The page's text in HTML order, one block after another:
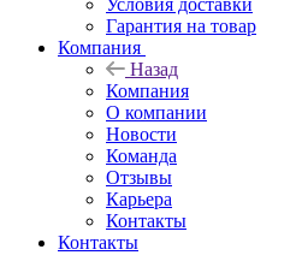
Условия доставки
Гарантия на товар
Компания
Назад
Компания
О компании
Новости
Команда
Отзывы
Карьера
Контакты
Контакты